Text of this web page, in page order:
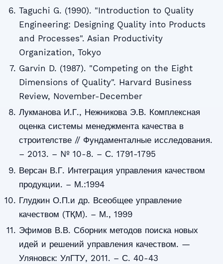
Taguchi G. (1990). "Introduction to Quality
Engineering: Designing Quality into Products
and Processes". Asian Productivity
Organization, Tokyo
Garvin D. (1987). "Competing on the Eight
Dimensions of Quality". Harvard Business
Review, November-December
Лукманова И.Г., Нежникова Э.В. Комплексная
оценка системы менеджмента качества в
строителстве // Фундаменталные исследования.
– 2013. – № 10-8. – С. 1791-1795
Версан В.Г. Интеграция управления качеством
продукции. – М.:1994
Глудкин О.П.и др. Всеобщее управление
качеством (ТҚМ). – М., 1999
Эфимов В.В. Сборник методов поиска новых
идей и решений управления качеством. —
Уляновск: УлГТУ, 2011. – С. 40-43